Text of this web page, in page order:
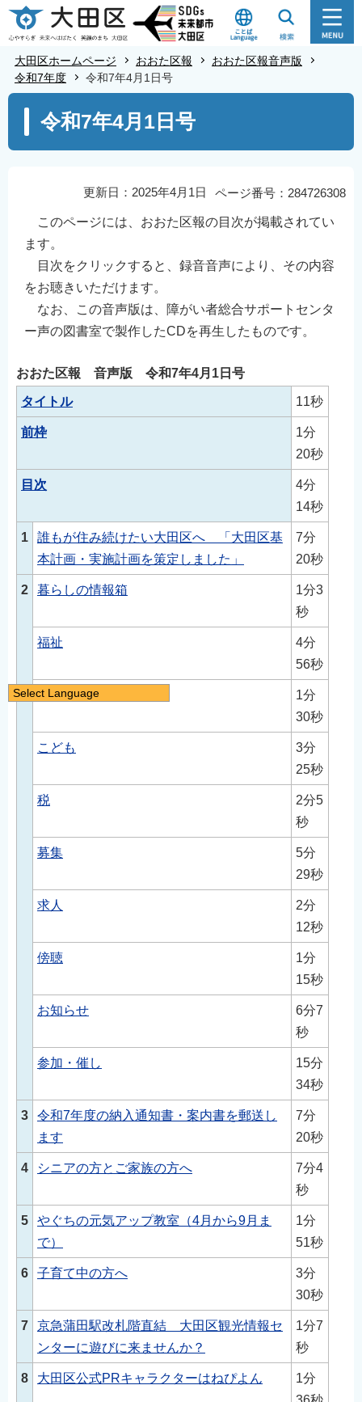
こ
の
ジ
大田区ホームページ おおた区報
おおた区報音声版
令和7年度
令和7年4月1日号
こ
令和7年4月1日号
ページ番号：284726308
更新日：2025年4月1日
このページには、おおた区報の目次が掲載されてい
ます。
目次をクリックすると、録音音声により、その内容
をお聴きいただけます。
なお、この音声版は、障がい者総合サポートセンタ
ー声の図書室で製作したCDを再生したものです。
おおた区報 音声版 令和7年4月1日号
タイトル 11秒
前枠
1分
20秒
目次
4分
14秒
1
誰もが住み続けたい大田区へ 「大田区基
本計画・実施計画を策定しました」
7分
20秒
2 暮らしの情報箱
1分3
秒
福祉
4分
56秒
年金
1分
30秒
こども
3分
25秒
税
2分5
秒
募集
5分
29秒
求人
2分
12秒
傍聴
1分
15秒
お知らせ
6分7
秒
参加・催し
15分
34秒
3
令和7年度の納入通知書・案内書を郵送し
ます
7分
20秒
4 シニアの方とご家族の方へ
7分4
秒
5
やぐちの元気アップ教室（4月から9月ま
で）
1分
51秒
6 子育て中の方へ
3分
30秒
7
京急蒲田駅改札階直結 大田区観光情報セ
ンターに遊びに来ませんか？
1分7
秒
8 大田区公式PRキャラクターはねぴよん
1分
Select Language
English
繁體中文
नेपाली